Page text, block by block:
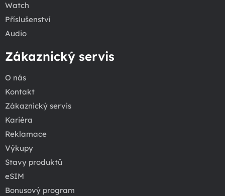
Watch
Příslušenství
Audio
Zákaznický servis
O nás
Kontakt
Zákaznický servis
Kariéra
Reklamace
Výkupy
Stavy produktů
eSIM
Bonusový program